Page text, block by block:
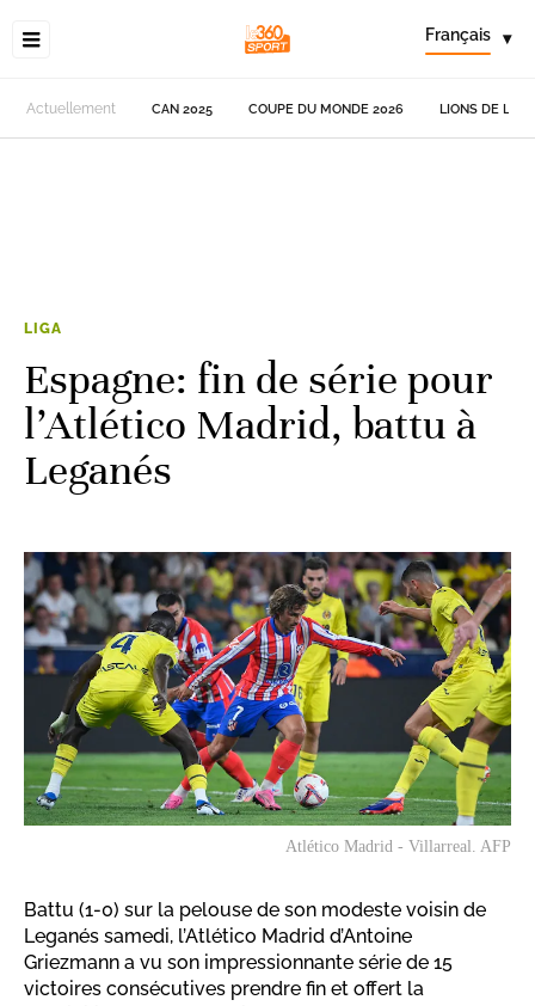
Français ▾
Actuellement CAN 2025 COUPE DU MONDE 2026 LIONS DE
LIGA
Espagne: fin de série pour
l’Atlético Madrid, battu à
Leganés
Atlético Madrid - Villarreal. AFP
Battu (1-0) sur la pelouse de son modeste voisin de
Leganés samedi, l’Atlético Madrid d’Antoine
Griezmann a vu son impressionnante série de 15
victoires consécutives prendre fin et offert la